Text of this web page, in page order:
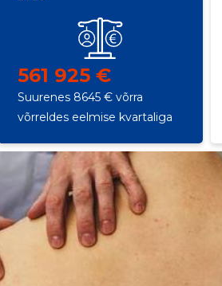
561 925 €
Suurenes 8645 € võrra
võrreldes eelmise kvartaliga